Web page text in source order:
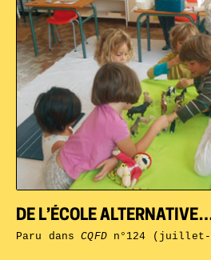
DE L’ÉCOLE
Paru dansCQFDn°124 (juillet-